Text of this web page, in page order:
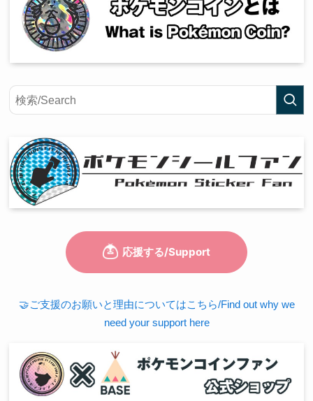
🤝ご支援のお願いと理由についてはこちら/Find out why we
need your support here